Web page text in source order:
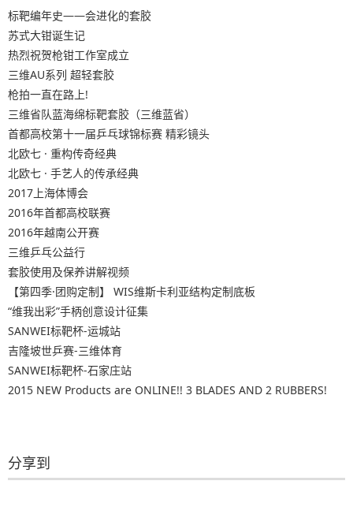
标靶编年史——会进化的套胶
苏式大钳诞生记
热烈祝贺枪钳工作室成立
三维AU系列 超轻套胶
枪拍一直在路上!
三维省队蓝海绵标靶套胶（三维蓝省）
首都高校第十一届乒乓球锦标赛 精彩镜头
北欧七 · 重构传奇经典
北欧七 · 手艺人的传承经典
2017上海体博会
2016年首都高校联赛
2016年越南公开赛
三维乒乓公益行
套胶使用及保养讲解视频
【第四季·团购定制】 WIS维斯卡利亚结构定制底板
“维我出彩”手柄创意设计征集
SANWEI标靶杯-运城站
吉隆坡世乒赛-三维体育
SANWEI标靶杯-石家庄站
2015 NEW Products are ONLINE!! 3 BLADES AND 2 RUBBERS!
分享到